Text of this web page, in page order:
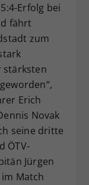
Erfolg bei
fährt
zum
stärksten
Erich
Novak
seine dritte
ÖTV-
Jürgen
Match